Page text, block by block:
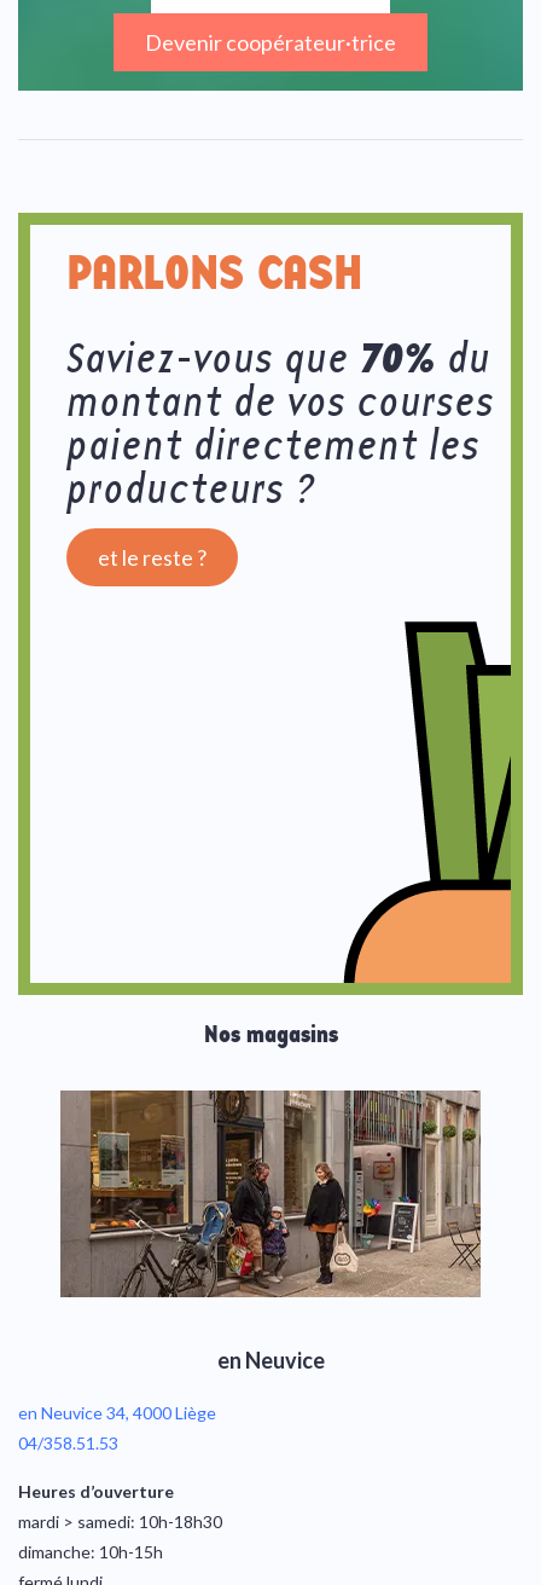
Devenir coopérateur·trice
PARLONS CASH
Saviez-vous que 70% du
montant de vos courses
paient directement les
producteurs ?
et le reste ?
Nos magasins
en Neuvice
en Neuvice 34, 4000 Liège
04/358.51.53
Heures d’ouverture
mardi > samedi: 10h-18h30
dimanche: 10h-15h